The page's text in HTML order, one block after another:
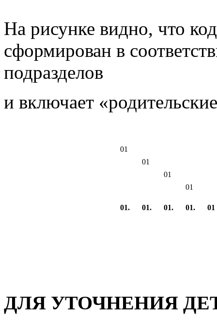
На рисунке видно, что
сформирован в
подразделов
и включает
01
01
01
01
01. 01. 01. 01. 01
ДЛЯ УТОЧНЕНИЯ